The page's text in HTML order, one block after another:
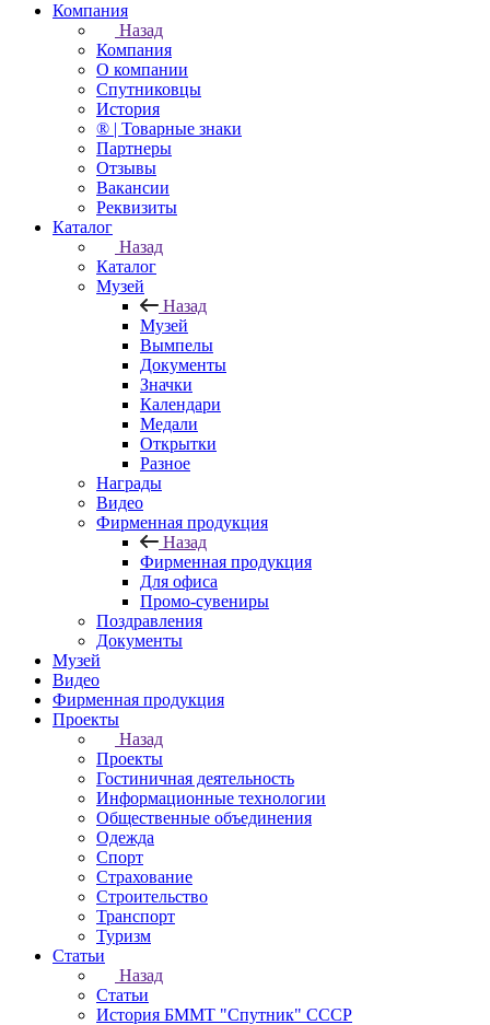
Компания
Назад
Компания
О компании
Спутниковцы
История
® | Товарные знаки
Партнеры
Отзывы
Вакансии
Реквизиты
Каталог
Назад
Каталог
Музей
Назад
Музей
Вымпелы
Документы
Значки
Календари
Медали
Открытки
Разное
Награды
Видео
Фирменная продукция
Назад
Фирменная продукция
Для офиса
Промо-сувениры
Поздравления
Документы
Музей
Видео
Фирменная продукция
Проекты
Назад
Проекты
Гостиничная деятельность
Информационные технологии
Общественные объединения
Одежда
Спорт
Страхование
Строительство
Транспорт
Туризм
Статьи
Назад
Статьи
История БММТ "Спутник" СССР